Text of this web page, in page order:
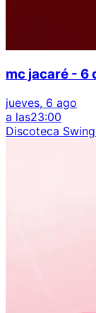
mc jacaré - 6
jueves, 6 ago
a las23:00
Discoteca